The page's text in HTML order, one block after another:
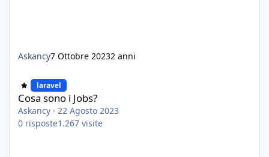
Askancy7 Ottobre 20232 anni
Cosa sono i Jobs?
laravel
Cosa sono i Jobs?
Askancy · 22 Agosto 2023
0 risposte1.267 visite